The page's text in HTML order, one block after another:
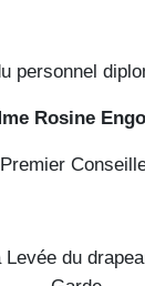
personnel
Rosine
Premier
du